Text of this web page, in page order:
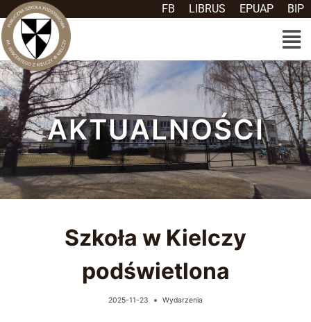
FB LIBRUS EPUAP BIP
AKTUALNOŚCI
Szkoła w Kielczy
podświetlona
2025-11-23 Wydarzenia